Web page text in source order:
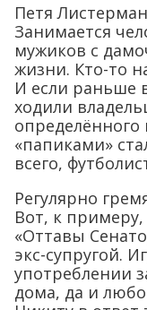
Петя
Занимается
мужиков с
жизни. Кто-то
И если раньше
ходили
«папиками»
всего,
Регулярно
Вот, к
«Оттавы
экс-супругой.
употреблении
дома, да и